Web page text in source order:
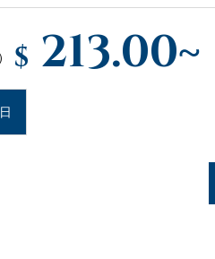
$ 213.00~